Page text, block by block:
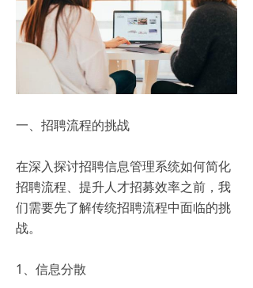
一、招聘流程的挑战
在深入探讨招聘信息管理系统如何简化
招聘流程、提升人才招募效率之前，我
们需要先了解传统招聘流程中面临的挑
战。
1、信息分散